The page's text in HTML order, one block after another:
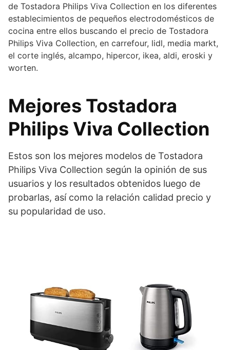
de Tostadora Philips Viva Collection en los diferentes
establecimientos de pequeños electrodomésticos de
cocina entre ellos buscando el precio de Tostadora
Philips Viva Collection, en carrefour, lidl, media markt,
el corte inglés, alcampo, hipercor, ikea, aldi, eroski y
worten.
Mejores Tostadora
Philips Viva Collection
Estos son los mejores modelos de Tostadora
Philips Viva Collection según la opinión de sus
usuarios y los resultados obtenidos luego de
probarlas, así como la relación calidad precio y
su popularidad de uso.